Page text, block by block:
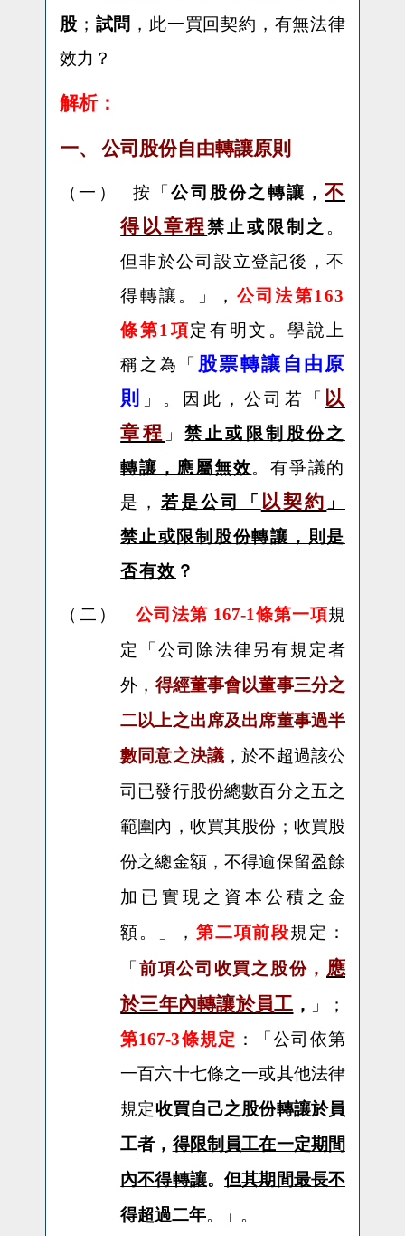
股 ； 試問 ，此一買回契約，有無法律
效力？
解析：
一、
公司股份自由轉讓原則
（一） 按「公司股份之轉讓，不
得以章程禁止或限制之 。
但非於公司設立登記後，不
得轉讓。」， 公司法第163
條第1 項定有明文。學說上
稱之為「 股票轉讓自由原
則
」。因此，公司若「 以
章程 」禁止或限制股份之
轉讓，應屬無效。有爭議的
是， 若是公司「 以契約 」
禁止或限制股份轉讓，則是
否有效 ？
（二） 公司法第 167-1條第一項規
定「 公司除法律另有規定者
外， 得經董事會以董事三分之
二以上之出席及出席董事過半
數同意之決議 ，於不超過該公
司已發行股份總數百分之五之
範圍內，收買其股份；收買股
份之總金額，不得逾保留盈餘
加已實現之資本公積之金
額。
」， 第二項前段規定：
「 前項公司收買之股份， 應
於三年內轉讓於員工 ，
」；
第167-3條規定 ：「公司依第
一百六十七條之一或其他法律
規定收買自己之股份轉讓於員
工者， 得限制員工在一定期間
內不得轉讓。但其期間最長不
得超過二年。」。